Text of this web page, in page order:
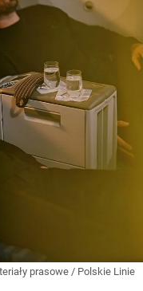
prasowe / Polskie Linie